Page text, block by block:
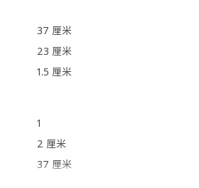
37 厘米
23 厘米
1.5 厘米
1
2 厘米
37 厘米